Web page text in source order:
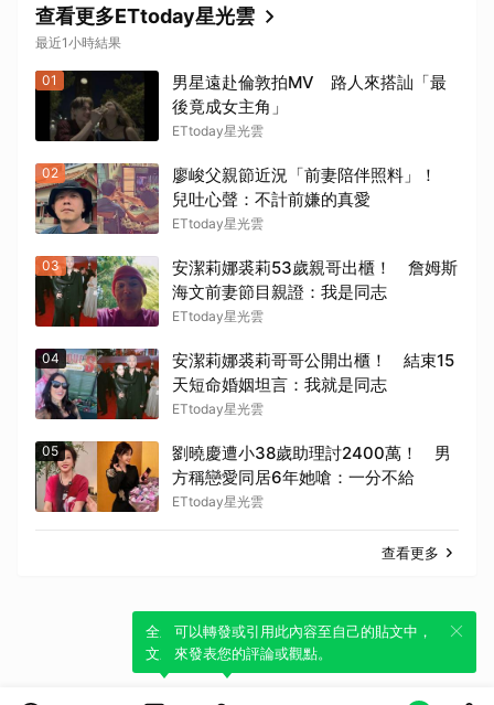
查看更多ETtoday星光雲
最近1小時結果
01
男星遠赴倫敦拍MV 路人來搭訕「最
後竟成女主角」
ETtoday星光雲
02
廖峻父親節近況「前妻陪伴照料」！
兒吐心聲：不計前嫌的真愛
ETtoday星光雲
03
安潔莉娜裘莉53歲親哥出櫃！ 詹姆斯
海文前妻節目親證：我是同志
ETtoday星光雲
04
安潔莉娜裘莉哥哥公開出櫃！ 結束15
天短命婚姻坦言：我就是同志
ETtoday星光雲
05
劉曉慶遭小38歲助理討2400萬！ 男
方稱戀愛同居6年她嗆：一分不給
ETtoday星光雲
查看更多
全新體驗！一鍵引用此內容，透過發布貼
文來輕鬆表達個人立場。
可以轉發或引用此內容至自己的貼文中，
來發表您的評論或觀點。